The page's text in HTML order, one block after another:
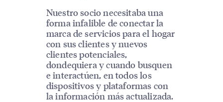
Nuestro socio necesitaba una
forma infalible de conectar la
marca de servicios para el hogar
con sus clientes y nuevos
clientes potenciales,
dondequiera y cuando busquen
e interactúen, en todos los
dispositivos y plataformas con
la información más actualizada.